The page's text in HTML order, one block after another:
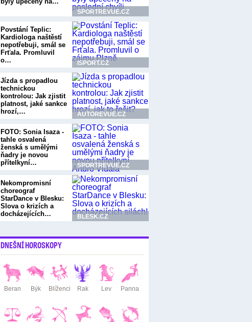
SPORTREVUE.CZ
Povstání Teplic:
Kardiologa naštěstí
nepotřebuji, smál se
Frťala. Promluvil
o…
ISPORT.CZ
Jízda s propadlou
technickou
kontrolou: Jak zjistit
platnost, jaké sankce
hrozí,…
AUTOREVUE.CZ
FOTO: Sonia Isaza -
tahle osvalená
ženská s umělými
ňadry je novou
přítelkyní…
SPORTREVUE.CZ
Nekompromisní
choreograf
StarDance v Blesku:
Slova o krizích a
docházejících…
BLESK.CZ
DNEŠNÍ HOROSKOPY
Beran Býk Blíženci Rak Lev Panna